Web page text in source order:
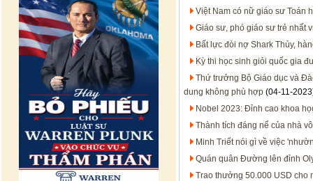
Việt Nam có nữ giáo sư Toán
Giáo sư, phó giáo sư trẻ nhất
Bất lực đòi nợ Shark Thủy,
Kỳ thi học sinh giỏi quốc gia
Thứ trưởng Bộ Giáo dục và
dung không phù hợp (04-11-
Nobel 2023: Đỉnh cao khoa
Thành tích đáng nể của nhà
Minh Triết nói gì về việc
Quán quân Đường lên đỉnh
Trao thưởng 50.000 USD cho